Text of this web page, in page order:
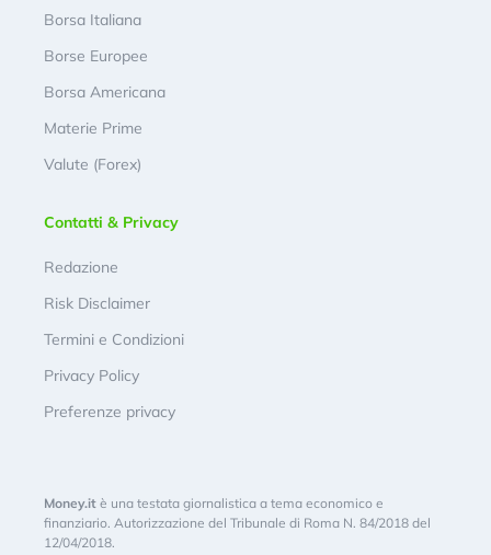
Borsa Italiana
Borse Europee
Borsa Americana
Materie Prime
Valute (Forex)
Contatti & Privacy
Redazione
Risk Disclaimer
Termini e Condizioni
Privacy Policy
Preferenze privacy
Money.it è una testata giornalistica a tema economico e
finanziario. Autorizzazione del Tribunale di Roma N. 84/2018 del
12/04/2018.